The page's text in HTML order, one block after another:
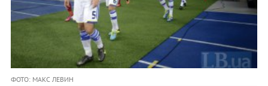
ФОТО: МАКС ЛЕВИН